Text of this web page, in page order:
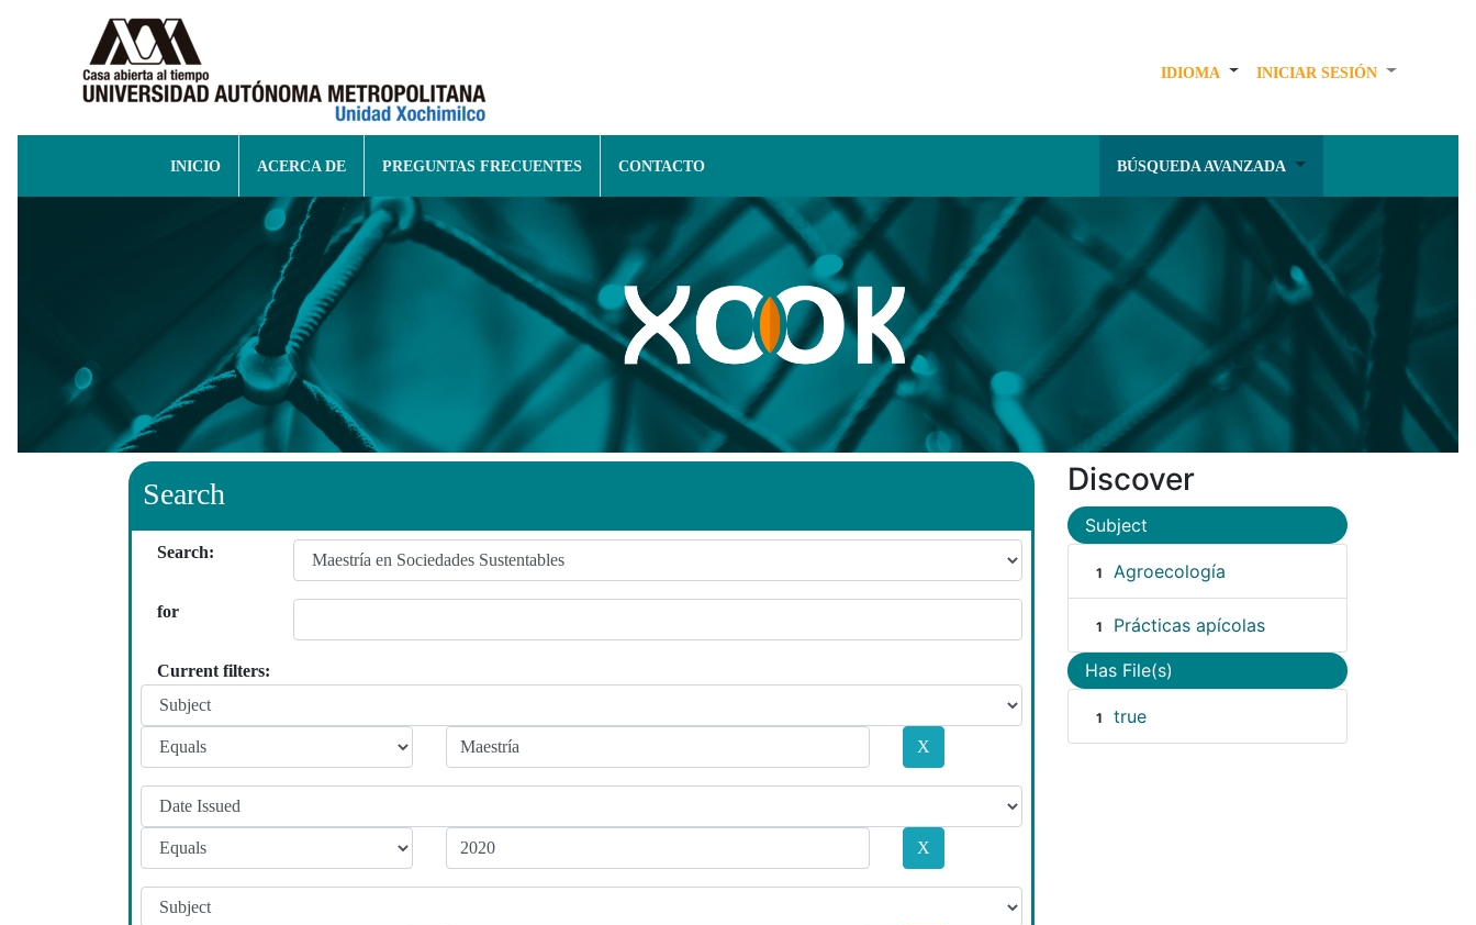
IDIOMA INICIAR SESIÓN
INICIO ACERCA DE PREGUNTAS FRECUENTES CONTACTO BÚSQUEDA AVANZADA
Search
Search:
for
Current filters:
Discover
Subject
1 Agroecología
1 Prácticas apícolas
Has File(s)
1 true